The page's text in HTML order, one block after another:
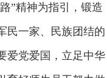
”精神为指引，锻造
民一家、民族团结的
爱党爱国，立足中华